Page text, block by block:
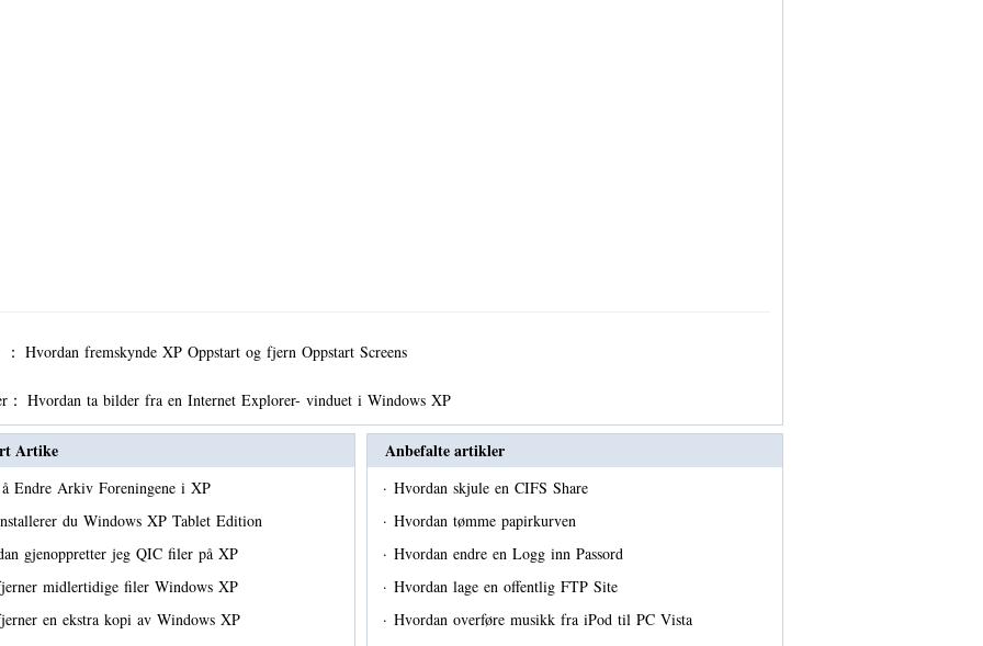
Hvordan fremskynde XP Oppstart og fjern Oppstart Screens
： Hvordan ta bilder fra en Internet Explorer- vinduet i Windows XP
Artike
Endre Arkiv Foreningene i XP
du Windows XP Tablet Edition
gjenoppretter jeg QIC filer på XP
midlertidige filer Windows XP
en ekstra kopi av Windows XP
Anbefalte artikler
· Hvordan skjule en CIFS Share
· Hvordan tømme papirkurven
· Hvordan endre en Logg inn Passord
· Hvordan lage en offentlig FTP Site
· Hvordan overføre musikk fra iPod til PC Vista